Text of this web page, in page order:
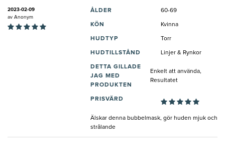
2023-02-09
av Anonym
ÅLDER 60-69
KÖN Kvinna
HUDTYP Torr
HUDTILLSTÅND Linjer & Rynkor
DETTA GILLADE
JAG MED
PRODUKTEN
Enkelt att använda,
Resultatet
PRISVÄRD
Älskar denna bubbelmask, gör huden mjuk och
strålande